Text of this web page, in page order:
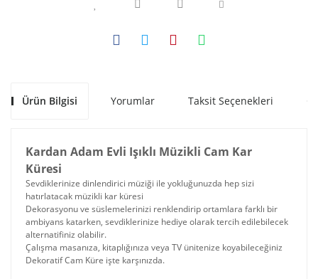
Ürün Bilgisi Yorumlar Taksit Seçenekleri
Kardan Adam Evli Işıklı Müzikli Cam Kar
Küresi
Sevdiklerinize dinlendirici müziği ile yokluğunuzda hep sizi
hatırlatacak müzikli kar küresi
Dekorasyonu ve süslemelerinizi renklendirip ortamlara farklı bir
ambiyans katarken, sevdiklerinize hediye olarak tercih edilebilecek
alternatifiniz olabilir.
Çalışma masanıza, kitaplığınıza veya TV ünitenize koyabileceğiniz
Dekoratif Cam Küre işte karşınızda.